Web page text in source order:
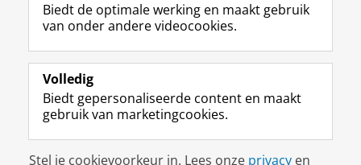
e
b
o
p
a
i
n
k
e
I
-
p
g
i
-
f
e
R
k
s
t
r
m
c
c
T
e
k
a
a
Studiekiezers
Alumni
Over ons
Disclaimer & Copyright
Biedt de optimale werking en maakt gebruik
van onder andere videocookies.
Volledig
Biedt gepersonaliseerde content en maakt
gebruik van marketingcookies.
Stel je cookievoorkeur in. Lees onze privacy en